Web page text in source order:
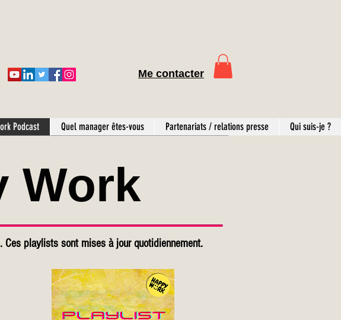
Me contacter
Podcast Quel manager êtes-vous Partenariats / relations presse Qui suis-je ?
Work
playlists sont mises à jour quotidiennement.